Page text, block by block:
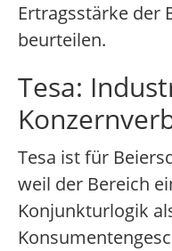
Ertragsstärke der
beurteilen.
Tesa:
Tesa ist für
weil der Bereich
Konjunkturlogik